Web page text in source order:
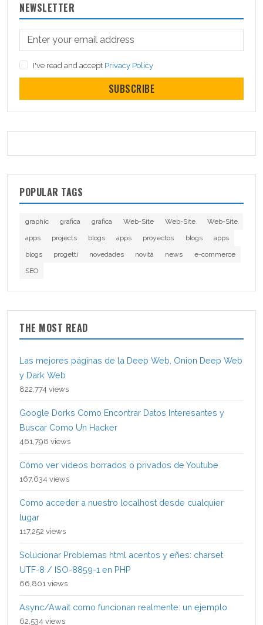
NEWSLETTER
I've read and accept Privacy Policy
SUBSCRIBE
POPULAR TAGS
graphic grafica grafica Web-Site Web-Site
Web-Site
apps
projects blogs apps proyectos blogs
apps
blogs
progetti novedades novità news
e-commerce
SEO
THE MOST READ
Las mejores páginas de la Deep Web, Onion Deep Web
y Dark Web
822,774 views
Google Dorks Como Encontrar Datos Interesantes y
Buscar Como Un Hacker
461,798 views
Cómo ver videos borrados o privados de Youtube
167,634 views
Como acceder a nuestro localhost desde cualquier
lugar
117,252 views
Solucionar Problemas html acentos y eñes: charset
UTF-8 / ISO-8859-1 en PHP
66,801 views
Async/Await como funcionan realmente: un ejemplo
62,534 views